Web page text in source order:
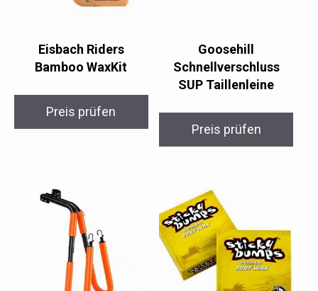
Eisbach Riders
Bamboo WaxKit
Preis prüfen
Goosehill
Schnellverschluss
SUP Taillenleine
Preis prüfen